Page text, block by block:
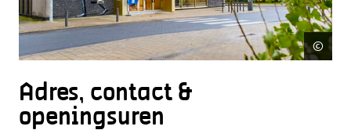
©
Adres, contact &
openingsuren